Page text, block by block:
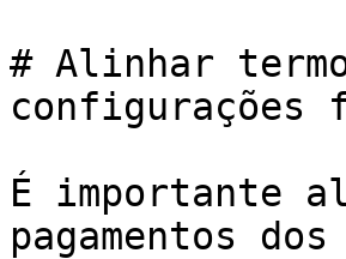
# Alinhar
configurações
É importante
pagamentos